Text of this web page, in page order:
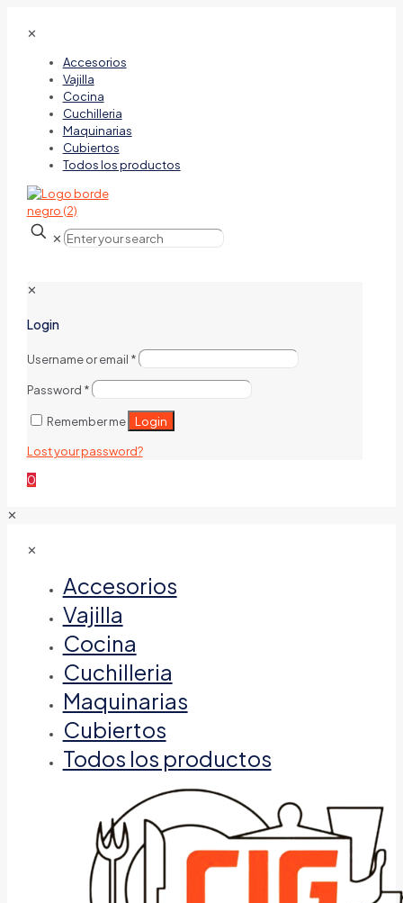
✕
Accesorios
Vajilla
Cocina
Cuchilleria
Maquinarias
Cubiertos
Todos los productos
✕
✕
Login
Username or email *
Password *
Remember me Login
Lost your password?
0
✕
✕
Accesorios
Vajilla
Cocina
Cuchilleria
Maquinarias
Cubiertos
Todos los productos